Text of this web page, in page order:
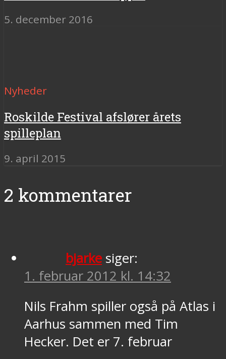
5. december 2016
Nyheder
Roskilde Festival afslører årets
spilleplan
9. april 2015
2 kommentarer
bjarke siger:
1. februar 2012 kl. 14:32
Nils Frahm spiller også på Atlas i
Aarhus sammen med Tim
Hecker. Det er 7. februar